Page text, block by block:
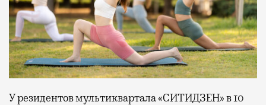
У резидентов мультиквартала «СИТИДЗЕН» в 10